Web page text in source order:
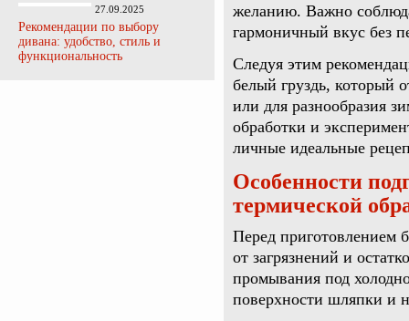
27.09.2025
Рекомендации по выбору
дивана: удобство, стиль и
функциональность
желанию. Важно
гармоничный вкус без
Следуя этим
белый груздь, который
или для разнообразия
обработки и
личные идеальные
Особенности
термической
Перед приготовлением
от загрязнений и
промывания под
поверхности шляпки и